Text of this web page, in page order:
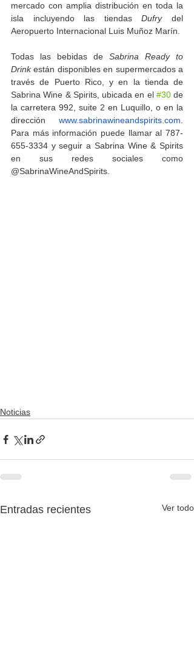
mercado con amplia distribución en toda la
isla incluyendo las tiendas Dufry del
Aeropuerto Internacional Luis Muñoz Marín.
Todas las bebidas de Sabrina Ready to
Drink están disponibles en supermercados a
través de Puerto Rico, y en la tienda de
Sabrina Wine & Spirits, ubicada en el #30 de
la carretera 992, suite 2 en Luquillo, o en la
dirección www.sabrinawineandspirits.com
Para más información puede llamar al 787-
655-3334 y seguir a Sabrina Wine & Spirits
en sus redes sociales como
@SabrinaWineAndSpirits.
Noticias
Entradas recientes Ver todo